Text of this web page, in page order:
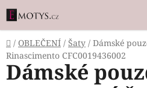
Přejít
na
obsah
Domů
/ OBLEČENÍ / Šaty / Dámské
Rinascimento CFC0019436002
Dámské